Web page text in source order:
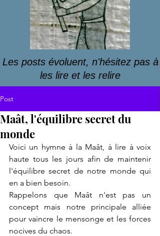
Les posts évoluent, n'hésitez pas à
les lire et les relire
Post
Maât, l'équilibre secret du
monde
Voici un hymne à la Maât, à lire à voix
haute tous les jours afin de maintenir
l'équilibre secret de notre monde qui
en a bien besoin.
Rappelons que Maât n'est pas un
concept mais notre principale alliée
pour vaincre le mensonge et les forces
nocives du chaos.